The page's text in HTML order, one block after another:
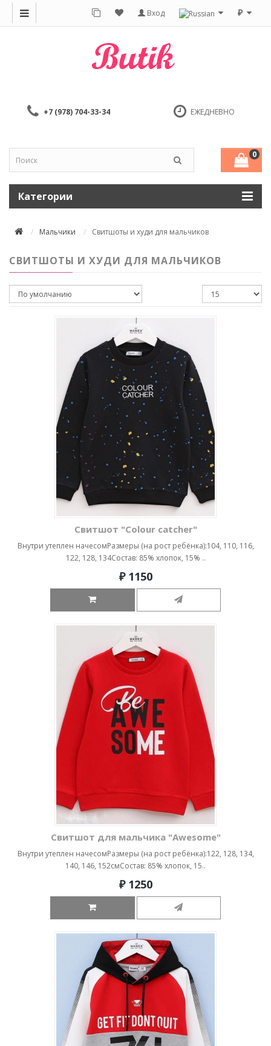
₽
Вход
+7 (978) 704-33-34 ЕЖЕДНЕВНО
0
Категории
Мальчики Свитшоты и худи для мальчиков
СВИТШОТЫ И ХУДИ ДЛЯ МАЛЬЧИКОВ
Свитшот "Colour catcher"
Внутри утеплен начесомРазмеры (на рост ребёнка):104, 110, 116,
122, 128, 134Состав: 85% хлопок, 15% ..
₽ 1150
Свитшот для мальчика "Awesome"
Внутри утеплен начесомРазмеры (на рост ребёнка):122, 128, 134,
140, 146, 152смСостав: 85% хлопок, 15..
₽ 1250